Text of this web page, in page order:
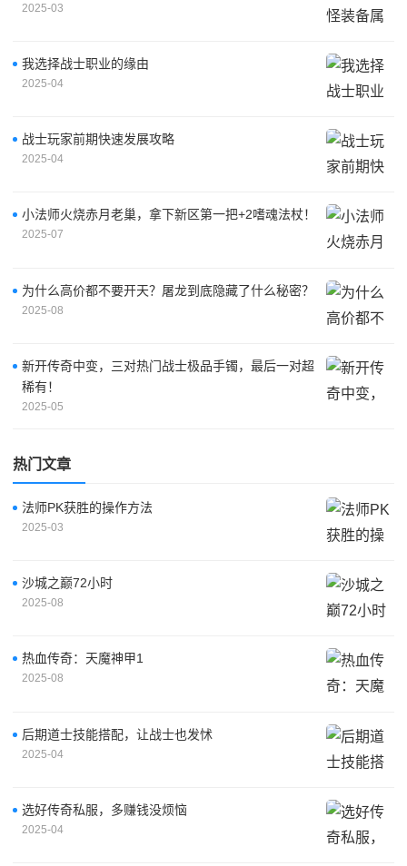
2025-03
我选择战士职业的缘由
2025-04
战士玩家前期快速发展攻略
2025-04
小法师火烧赤月老巢，拿下新区第一把+2嗜魂法杖！
2025-07
为什么高价都不要开天？屠龙到底隐藏了什么秘密？
2025-08
新开传奇中变，三对热门战士极品手镯，最后一对超
稀有！
2025-05
热门文章
法师PK获胜的操作方法
2025-03
沙城之巅72小时
2025-08
热血传奇：天魔神甲1
2025-08
后期道士技能搭配，让战士也发怵
2025-04
选好传奇私服，多赚钱没烦恼
2025-04